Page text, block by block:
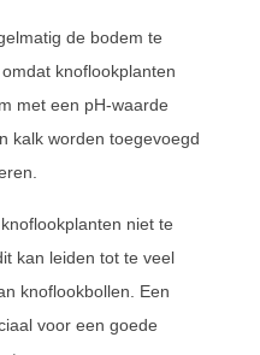
de bodem te
knoflookplanten
met een pH-waarde
kalk worden toegevoegd
niet te
kan leiden tot te veel
knoflookbollen. Een
voor een goede